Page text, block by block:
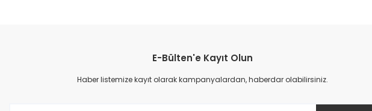
Ürün resmi kalitesiz, bozuk veya görüntülenemiyor.
Ürün açıklamasında eksik bilgiler bulunuyor.
E-Bülten'e Kayıt Olun
Haber listemize kayıt olarak kampanyalardan, haberdar olabilirsiniz.